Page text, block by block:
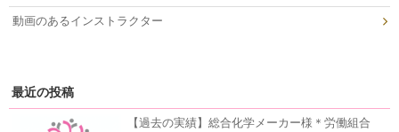
動画のあるインストラクター
最近の投稿
【過去の実績】総合化学メーカー様＊労働組合